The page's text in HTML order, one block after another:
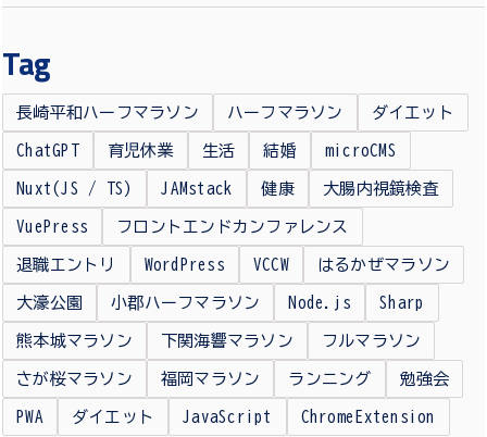
Tag
長崎平和ハーフマラソン ハーフマラソン ダイエット
ChatGPT 育児休業 生活 結婚 microCMS
Nuxt(JS / TS) JAMstack 健康 大腸内視鏡検査
VuePress フロントエンドカンファレンス
退職エントリ WordPress VCCW はるかぜマラソン
大濠公園 小郡ハーフマラソン Node.js Sharp
熊本城マラソン 下関海響マラソン フルマラソン
さが桜マラソン 福岡マラソン ランニング 勉強会
PWA ダイエット JavaScript ChromeExtension